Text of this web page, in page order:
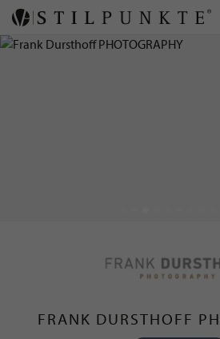
FRANK DURSTHOFF